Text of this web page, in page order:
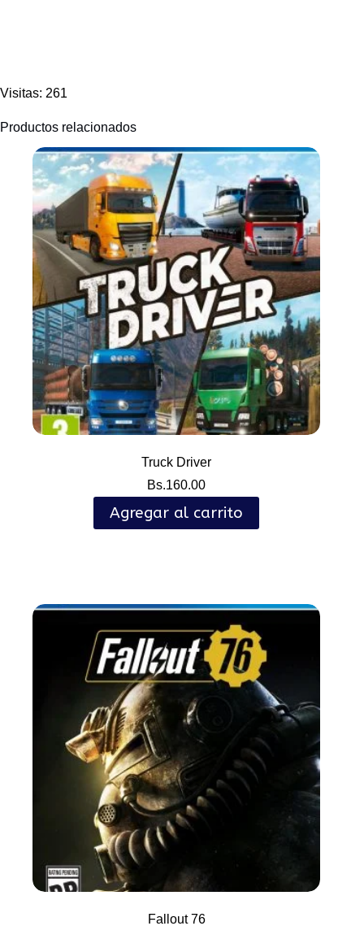
Visitas: 261
Productos relacionados
Truck Driver
Bs.160.00
Agregar al carrito
Fallout 76